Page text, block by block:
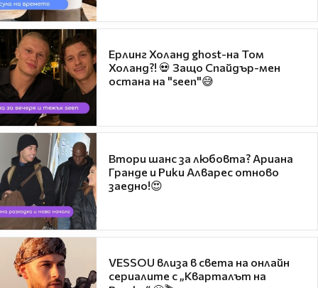
Ерлинг Холанд ghost-на Том
Холанд?! 💀 Защо Спайдър-мен
остана на "seen"😅
Втори шанс за любовта? Ариана
Гранде и Рики Алварес отново
заедно!😍
VESSOU влиза в света на онлайн
сериалите с „Кварталът на